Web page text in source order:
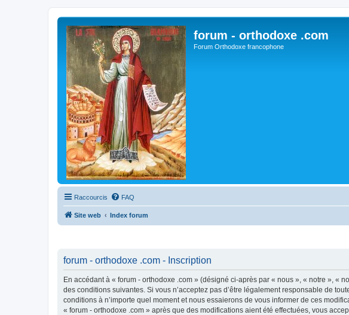
forum - orthodoxe .com
Forum Orthodoxe francophone
Raccourcis FAQ
Site web Index forum
forum - orthodoxe .com - Inscription
En accédant à « forum - orthodoxe .com » (désigné ci-après par « nous », « notre », «
des conditions suivantes. Si vous n’acceptez pas d’être légalement responsable de
conditions à n’importe quel moment et nous essaierons de vous informer de ces
« forum - orthodoxe .com » après que des modifications aient été effectuées, vous